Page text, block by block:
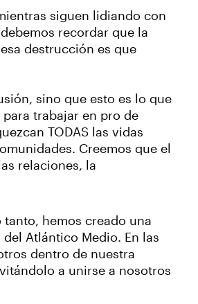
siguen lidiando con
recordar que la
destrucción es que
sino que esto es lo que
trabajar en pro de
TODAS las vidas
Creemos que el
relaciones, la
hemos creado una
Atlántico Medio. En las
dentro de nuestra
a unirse a nosotros